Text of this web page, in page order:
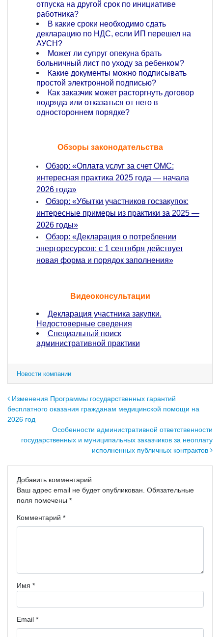
отпуска на другой срок по инициативе
работника?
В какие сроки необходимо сдать
декларацию по НДС, если ИП перешел на
АУСН?
Может ли супруг опекуна брать
больничный лист по уходу за ребенком?
Какие документы можно подписывать
простой электронной подписью?
Как заказчик может расторгнуть договор
подряда или отказаться от него в
одностороннем порядке?
Обзоры законодательства
Обзор: «Оплата услуг за счет ОМС:
интересная практика 2025 года — начала
2026 года»
Обзор: «Убытки участников госзакупок:
интересные примеры из практики за 2025 —
2026 годы»
Обзор: «Декларация о потреблении
энергоресурсов: с 1 сентября действует
новая форма и порядок заполнения»
Видеоконсультации
Декларация участника закупки.
Недостоверные сведения
Специальный поиск
административной практики
Новости компании
Навигация по записям
Изменения Программы государственных гарантий
бесплатного оказания гражданам медицинской помощи на
2026 год
Особенности административной ответственности
государственных и муниципальных заказчиков за неоплату
исполненных публичных контрактов
Добавить комментарий
Ваш адрес email не будет опубликован. Обязательные
поля помечены *
Комментарий *
Имя *
Email *